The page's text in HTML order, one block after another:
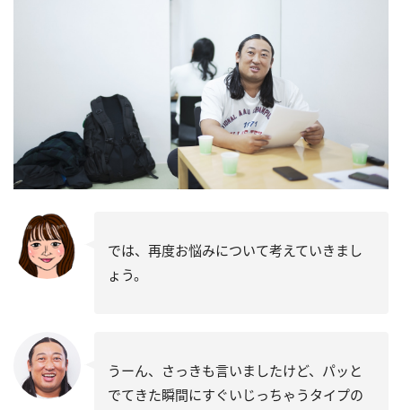
では、再度お悩みについて考えていきまし
ょう。
うーん、さっきも言いましたけど、パッと
でてきた瞬間にすぐいじっちゃうタイプの